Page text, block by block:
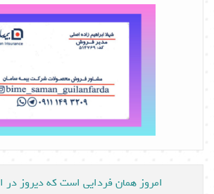
امروز همان فردایی است که دیروز در